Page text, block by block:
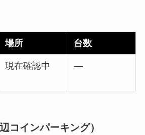
場所 台数
現在確認中 —
コインパーキング）